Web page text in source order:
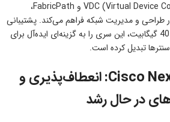
با قابلیت‌هایی مانند VDC (Virtual Device Context) و FabricPath،
طراحی و مدیریت شبکه فراهم می‌کند. پشتیبانی
از سرعت‌های 10 گیگابیت و 40 گیگابیت، این سری را به گزینه‌ای ایده‌آل برای
تبدیل کرده است.
3. سری Cisco Nexus 5000: انعطاف‌پذیری و
در حال رشد